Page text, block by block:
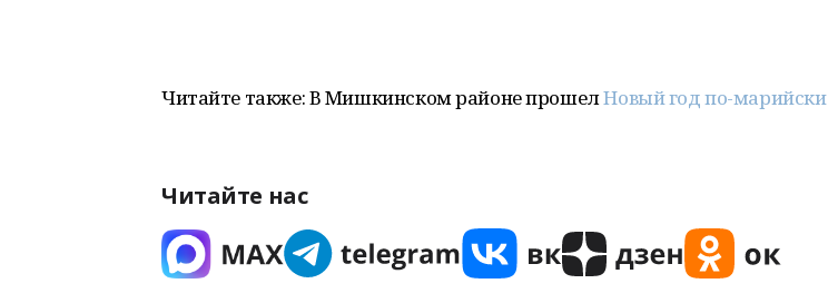
Читайте также: В Мишкинском районе прошелНовый год по-марийски
Читайте нас